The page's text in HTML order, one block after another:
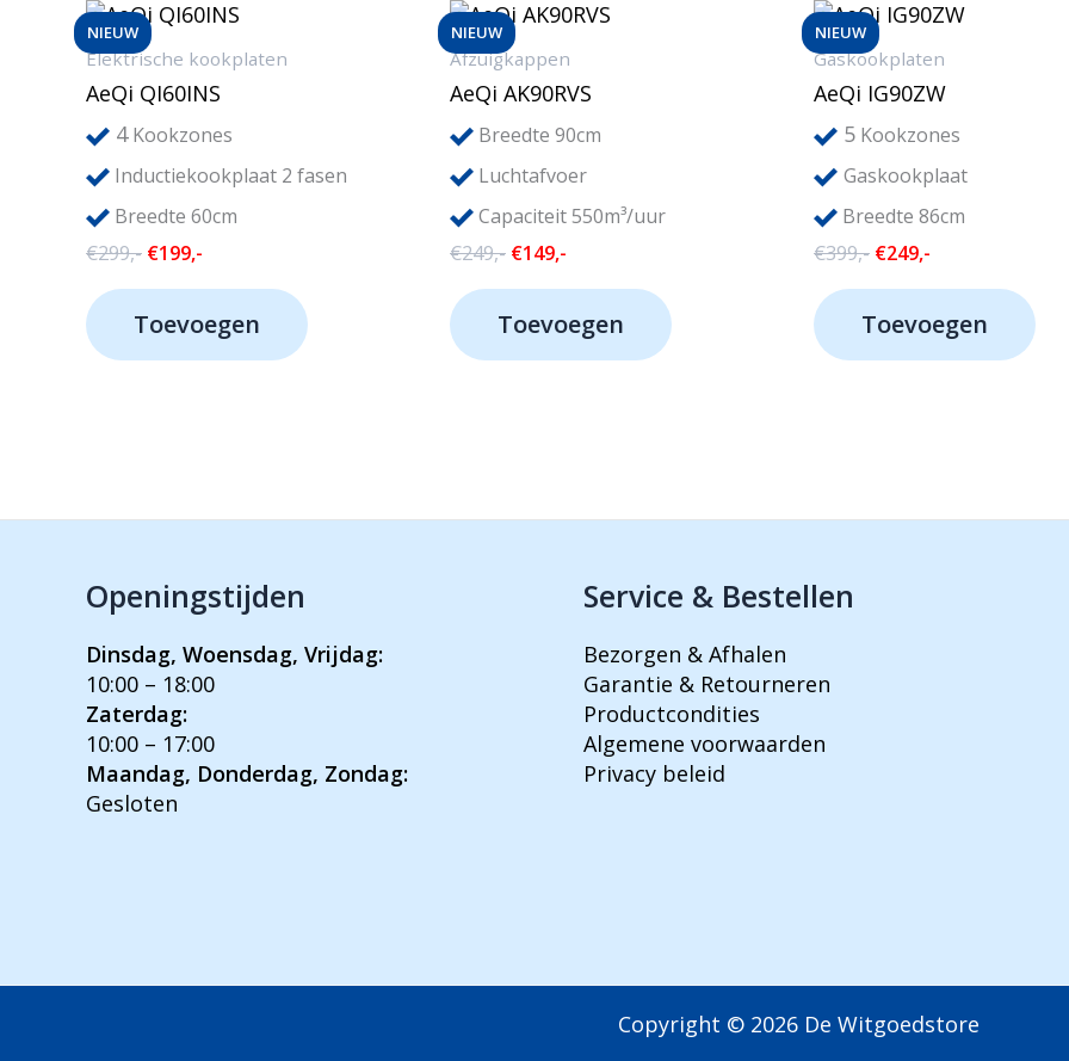
NIEUW
Elektrische kookplaten
AeQi QI60INS
4Kookzones
Inductiekookplaat 2 fasen
Breedte 60cm
€299,- Oorspronkelijke
€299,-.
€199,-
€199,-.
Toevoegen
NIEUW
Afzuigkappen
AeQi AK90RVS
Breedte 90cm
Luchtafvoer
Capaciteit 550m³/uur
€249,- Oorspronkelijke
€249,-.
€149,-
€149,-.
Toevoegen
NIEUW
Gaskookplaten
AeQi IG90ZW
5 Kookzones
Gaskookplaat
Breedte 86cm
€399,- Oorspronkelijke
€399,-.
€249,-
€249,-.
Toevoegen
Openingstijden
Dinsdag, Woensdag, Vrijdag:
10:00 – 18:00
Zaterdag:
10:00 – 17:00
Maandag, Donderdag, Zondag:
Gesloten
Service & Bestellen
Bezorgen & Afhalen
Garantie & Retourneren
Productcondities
Algemene voorwaarden
Privacy beleid
Copyright © 2026 De Witgoedstore